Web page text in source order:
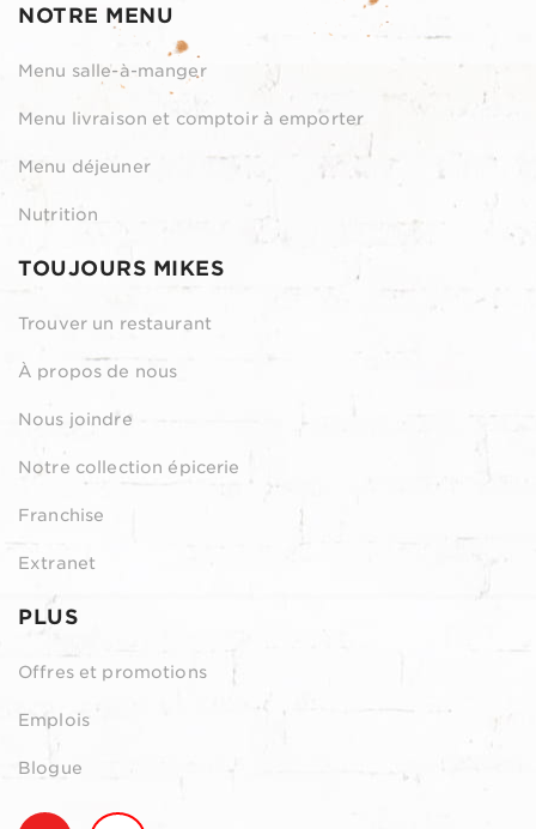
NOTRE MENU
Menu salle-à-manger
Menu livraison et comptoir à emporter
Menu déjeuner
Nutrition
TOUJOURS MIKES
Trouver un restaurant
À propos de nous
Nous joindre
Notre collection épicerie
Franchise
Extranet
PLUS
Offres et promotions
Emplois
Blogue